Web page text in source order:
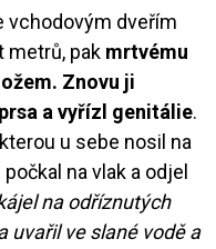
vchodovým dveřím
metrů, pak mrtvému
Znovu ji
a vyřízl genitálie.
u sebe nosil na
na vlak a odjel
na odříznutých
uvařil ve slané vodě a